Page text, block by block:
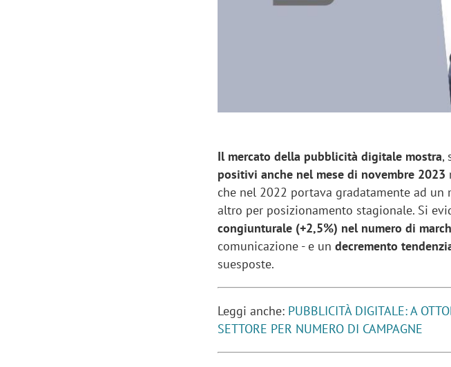
Il mercato della pubblicità digitale mostra,
positivi anche nel mese di novembre 2023
che nel 2022 portava gradatamente ad un
altro per posizionamento stagionale. Si
congiunturale (+2,5%) nel numero di
comunicazione - e undecremento
suesposte.
Leggi anche: PUBBLICITÀ DIGITALE: A
SETTORE PER NUMERO DI CAMPAGNE